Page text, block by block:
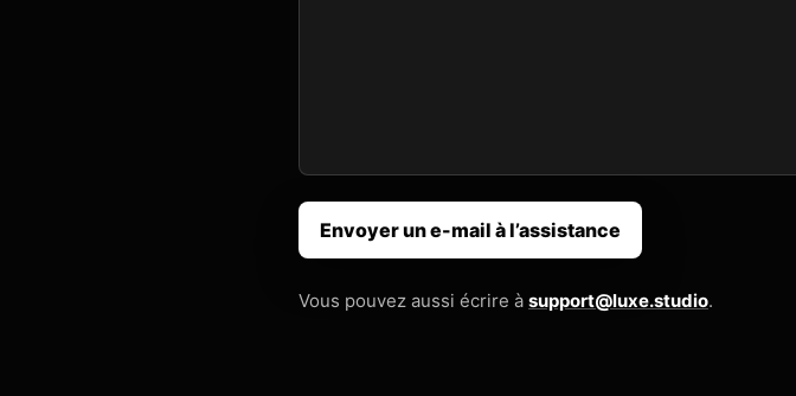
Envoyer un e-mail à l’assistance
Vous pouvez aussi écrire à support@luxe.studio.